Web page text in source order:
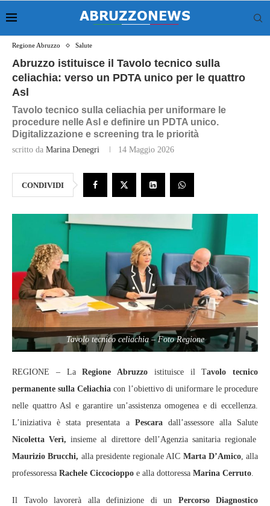
Regione Abruzzo Salute
Abruzzo istituisce il Tavolo tecnico sulla
celiachia: verso un PDTA unico per le quattro
Asl
Tavolo tecnico sulla celiachia per uniformare le
procedure nelle Asl e definire un PDTA unico.
Digitalizzazione e screening tra le priorità
scritto da Marina Denegri 14 Maggio 2026
CONDIVIDI
Tavolo tecnico celiachia – Foto Regione
REGIONE – LaRegione Abruzzo istituisce il Tavolo tecnico
permanente sulla Celiachia con l’obiettivo di uniformare le procedure
nelle quattro Asl e garantire un’assistenza omogenea e di eccellenza.
L’iniziativa è stata presentata a Pescaradall’assessore alla Salute
Nicoletta Verì, insieme al direttore dell’Agenzia sanitaria regionale
Maurizio Brucchi, alla presidente regionale AIC Marta D’Amico, alla
professoressa Rachele Ciccocioppo e alla dottoressa Marina Cerruto.
Il Tavolo lavorerà alla definizione di un Percorso Diagnostico